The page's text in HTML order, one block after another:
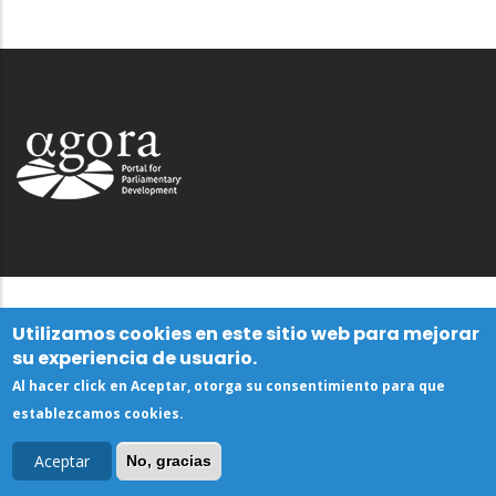
Utilizamos cookies en este sitio web para mejorar
su experiencia de usuario.
Al hacer click en Aceptar, otorga su consentimiento para que
establezcamos cookies.
Aceptar No, gracias